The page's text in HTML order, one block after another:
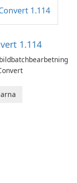
organize, and
across
1.114